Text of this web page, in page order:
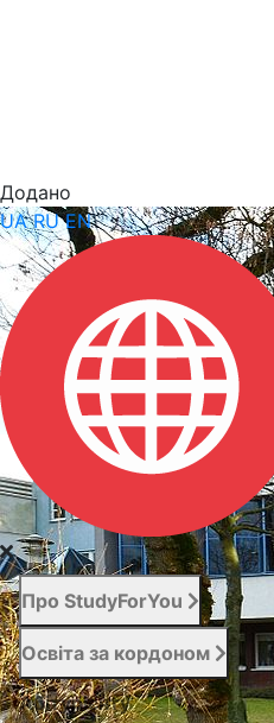
Додано
UA RU EN
Про StudyForYou
Освіта за кордоном
Абітурієнту